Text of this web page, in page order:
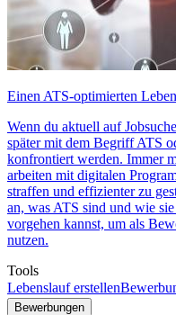
Einen ATS-optimierten
Wenn du aktuell auf
später mit dem Begriff ATS
konfrontiert werden. Immer
arbeiten mit digitalen
straffen und effizienter zu
an, was ATS sind und wie
vorgehen kannst, um als
nutzen.
Tools
Lebenslauf erstellen
Bewerbungen